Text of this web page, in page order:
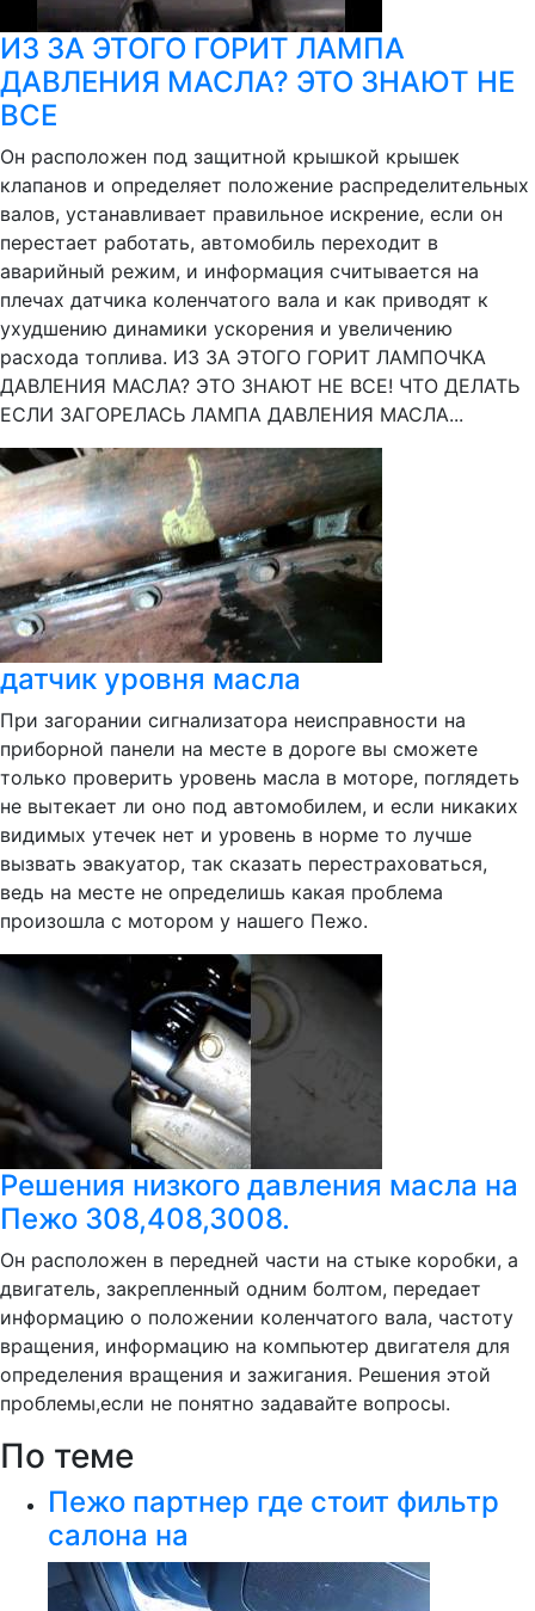
ИЗ ЗА ЭТОГО ГОРИТ ЛАМПА
ДАВЛЕНИЯ МАСЛА? ЭТО ЗНАЮТ НЕ
ВСЕ
Он расположен под защитной крышкой крышек
клапанов и определяет положение распределительных
валов, устанавливает правильное искрение, если он
перестает работать, автомобиль переходит в
аварийный режим, и информация считывается на
плечах датчика коленчатого вала и как приводят к
ухудшению динамики ускорения и увеличению
расхода топлива. ИЗ ЗА ЭТОГО ГОРИТ ЛАМПОЧКА
ДАВЛЕНИЯ МАСЛА? ЭТО ЗНАЮТ НЕ ВСЕ! ЧТО ДЕЛАТЬ
ЕСЛИ ЗАГОРЕЛАСЬ ЛАМПА ДАВЛЕНИЯ МАСЛА...
датчик уровня масла
При загорании сигнализатора неисправности на
приборной панели на месте в дороге вы сможете
только проверить уровень масла в моторе, поглядеть
не вытекает ли оно под автомобилем, и если никаких
видимых утечек нет и уровень в норме то лучше
вызвать эвакуатор, так сказать перестраховаться,
ведь на месте не определишь какая проблема
произошла с мотором у нашего Пежо.
Решения низкого давления масла на
Пежо 308,408,3008.
Он расположен в передней части на стыке коробки, а
двигатель, закрепленный одним болтом, передает
информацию о положении коленчатого вала, частоту
вращения, информацию на компьютер двигателя для
определения вращения и зажигания. Решения этой
проблемы,если не понятно задавайте вопросы.
По теме
Пежо партнер где стоит фильтр
салона на